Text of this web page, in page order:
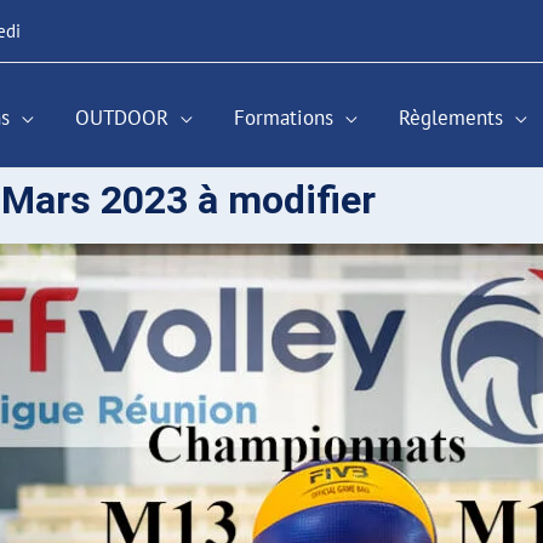
OUTDOOR Formations Règlements
2023 à modifier